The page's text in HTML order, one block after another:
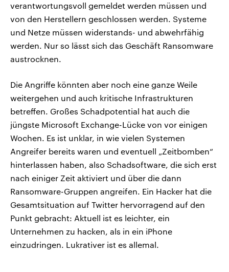
verantwortungsvoll gemeldet werden müssen und
von den Herstellern geschlossen werden. Systeme
und Netze müssen widerstands- und abwehrfähig
werden. Nur so lässt sich das Geschäft Ransomware
austrocknen.
Die Angriffe könnten aber noch eine ganze Weile
weitergehen und auch kritische Infrastrukturen
betreffen. Großes Schadpotential hat auch die
jüngste Microsoft Exchange-Lücke von vor einigen
Wochen. Es ist unklar, in wie vielen Systemen
Angreifer bereits waren und eventuell „Zeitbomben“
hinterlassen haben, also Schadsoftware, die sich erst
nach einiger Zeit aktiviert und über die dann
Ransomware-Gruppen angreifen. Ein Hacker hat die
Gesamtsituation auf Twitter hervorragend auf den
Punkt gebracht: Aktuell ist es leichter, ein
Unternehmen zu hacken, als in ein iPhone
einzudringen. Lukrativer ist es allemal.